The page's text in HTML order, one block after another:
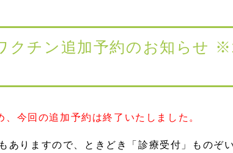
クチン追加予約のお知らせ
今回の追加予約は終了いたしました。
ありますので、ときどき「診療受付」ものぞ